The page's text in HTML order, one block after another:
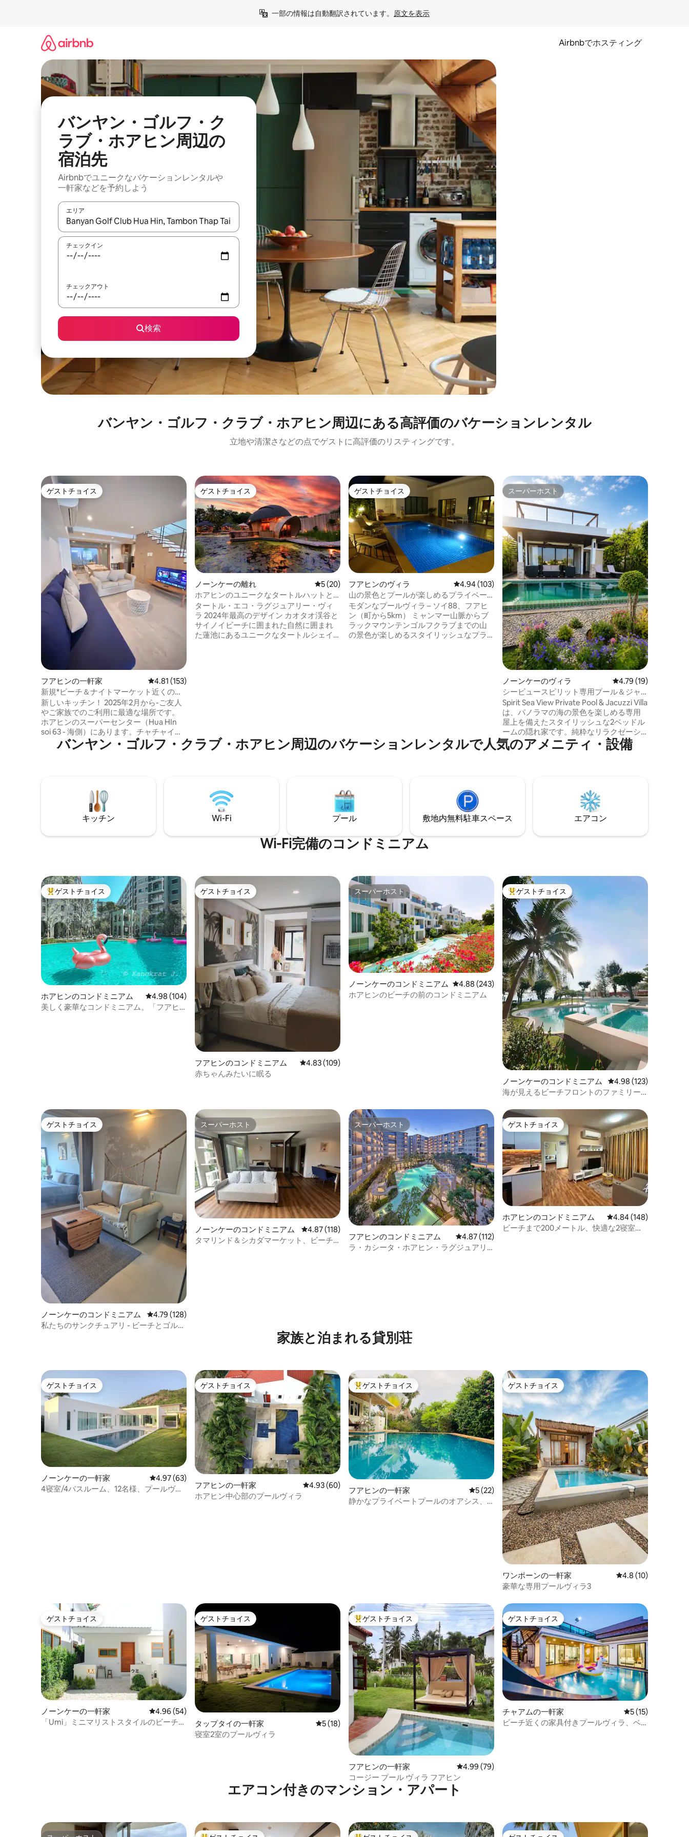
一部の情報は自動翻訳されています。 原文を表示
Airbnbでホスティング
バンヤン・ゴルフ・ク
ラブ・ホアヒン⁠周⁠辺⁠の
宿⁠泊⁠先
Airbnbでユニークなバ⁠ケ⁠ー⁠シ⁠ョ⁠ンレ⁠ン⁠タ⁠ルや
一⁠軒⁠家な⁠ど⁠を予⁠約⁠し⁠よ⁠う
エリア
検索結果が表示されたら、上下の矢印キーを使って移動するか、画面をタッチまたはスワイプして検索結果を確認することができます。
チェックイン
チェックアウト
検索
バンヤン・ゴルフ・クラブ・ホアヒン⁠周⁠辺⁠に⁠あ⁠る高⁠評⁠価⁠のバ⁠ケ⁠ー⁠シ⁠ョ⁠ン⁠レ⁠ン⁠タ⁠ル
立地や清潔さなどの点でゲストに高評価のリスティングです。
ゲストチョイス
ゲストチョイス
フアヒンの一軒家 レビュー153件、5つ星中4.81つ星の平均評価
4.81 (153)
新規*ビーチ＆ナイトマーケット近くのプ
ールハウス、ホアヒン中心部
新しいキッチン！ 2025年2月から-ご友人
やご家族でのご利用に最適な場所です。
ホアヒンのスーパーセンター（Hua HIn
soi 63 - 海側）にあります。チャチャイナ
イトマーケット（チャチャイナイトマー
ケットは、ホアヒンで最初にできた、最
り過ぎて徒歩5分です。近くにはストリー
トフードがたくさんあります。ストリー
トフードを購入し、設備の整った食器を
使って家で食べることをおすすめしま
す。または、設備の整った新しいキッチ
ンでお料理いただくこともできます。
ゲストチョイス
ゲストチョイス
ノーンケーの離れ レビュー20件、5つ星中5つ星の平均評価
5 (20)
ホアヒンのユニークなタートルハットと
水
タートル・エコ・ラグジュアリー・ヴィ
ラ 2024年最高のデザイン カオタオ渓谷と
サイノイビーチに囲まれた自然に囲まれ
た蓮池にあるユニークなタートルシェイ
ゲストチョイス
ゲストチョイス
フアヒンのヴィラ レビュー103件、5つ星中4.94つ星の平均評価
4.94 (103)
山の景色とプールが楽しめるプライベー
トオアシスヴィラ
モダンなプールヴィラ – ソイ88、フアヒ
ン（町から5km） ミャンマー山脈からブ
ラックマウンテンゴルフクラブまでの山
の景色が楽しめるスタイリッシュなプラ
とはありません！」
スーパーホスト
スーパーホスト
ノーンケーのヴィラ レビュー19件、5つ
4.79 (19)
シービュースピリット専用プール＆ジャ
グジーヴィラ
Spirit Sea View Private Pool & Jacuzzi Villa
は、パノラマの海の景色を楽しめる専用
屋上を備えたスタイリッシュな2ベッドル
ームの隠れ家です。純粋なリラクゼーシ
ョンを体験してください。カップル、ご
家族、少人数グループに最適なこのヴィ
ジャグジー、大きなバスタブを備えた
広々としたバスルームがあります。オー
プンプランのリビングエリア、設備の整
ったキッチン、床から天井までの窓から
は熱帯の庭園を眺めることができます。
バンヤン・ゴルフ・クラブ・ホアヒン⁠周⁠辺⁠のバ⁠ケ⁠ー⁠シ⁠ョ⁠ン⁠レ⁠ン⁠タ⁠ル⁠で人⁠気⁠のア⁠メ⁠ニ⁠テ⁠ィ⁠・⁠設⁠備
キッチン Wi-Fi プール 敷地内無料駐⁠車ス⁠ペ⁠ー⁠ス エアコン
Wi-Fi完備のコンドミニアム
大好評のゲストチョイスです。
ゲストチョイス
ホアヒンのコンドミニアム レビュー104件、5つ星中4.98つ星の平均評価
4.98 (104)
美しく豪華なコンドミニアム。「フアヒ
ゲストチョイス
ゲストチョイス
フアヒンのコンドミニアム レビュー109件、5つ星中4.83つ星の平均評価
4.83 (109)
赤ちゃんみたいに眠る
スーパーホスト
スーパーホスト
ノーンケーのコンドミニアム レビュー243件、5つ星中4.88つ星の平均評価
4.88 (243)
ホアヒンのビーチの前のコンドミニアム
大好評のゲストチョイスです。
ゲストチョイス
ノーンケーのコンドミニアム レビュー123件、5つ
4.98 (123)
海が見えるビーチフロントのファミリー
ゲストチョイス
ゲストチョイス
ノーンケーのコンドミニアム レビュー128件、5つ星中4.79つ星の平均評価
4.79 (128)
私たちのサンクチュアリ - ビーチとゴルフ
スーパーホスト
スーパーホスト
ノーンケーのコンドミニアム レビュー118件、5つ星中4.87つ星の平均評価
4.87 (118)
タマリンド＆シカダマーケット、ビーチ
スーパーホスト
スーパーホスト
フアヒンのコンドミニアム レビュー112件、5つ星中4.87つ星の平均評価
4.87 (112)
ラ・カシータ・ホアヒン・ラグジュアリ
ゲストチョイス
ゲストチョイス
ホアヒンのコンドミニアム レビュー148件、5つ
4.84 (148)
ビーチまで200メートル、快適な2寝室＆
家族と泊まれる貸別荘
ゲストチョイス
ゲストチョイス
ノーンケーの一軒家 レビュー63件、5つ星中4.97つ星の平均評価
4.97 (63)
4寝室/4バスルーム、12名様、プールヴィ
ゲストチョイス
ゲストチョイス
フアヒンの一軒家 レビュー60件、5つ星中4.93つ星の平均評価
4.93 (60)
ホアヒン中心部のプールヴィラ
大好評のゲストチョイスです。
ゲストチョイス
フアヒンの一軒家 レビュー22件、5つ星中5つ星の平均評価
5 (22)
静かなプライベートプールのオアシス、
ゲストチョイス
ゲストチョイス
ワンポーンの一軒家 レビュー10件、5つ
4.8 (10)
豪華な専用プールヴィラ3
ゲストチョイス
ゲストチョイス
ノーンケーの一軒家 レビュー54件、5つ星中4.96つ星の平均評価
4.96 (54)
「Umi」ミニマリストスタイルのビーチハ
ゲストチョイス
ゲストチョイス
タップタイの一軒家 レビュー18件、5つ星中5つ星の平均評価
5 (18)
寝室2室のプールヴィラ
大好評のゲストチョイスです。
ゲストチョイス
フアヒンの一軒家 レビュー79件、5つ星中4.99つ星の平均評価
4.99 (79)
コージー プール ヴィラ フアヒン
ゲストチョイス
ゲストチョイス
チャアムの一軒家 レビュー15件、5
5 (15)
ビーチ近くの家具付きプールヴィラ、ベ
エアコン付きのマンション・アパート